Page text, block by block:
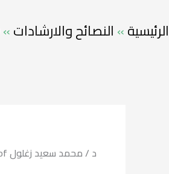
الرئيسية»النصائح والارشادات»